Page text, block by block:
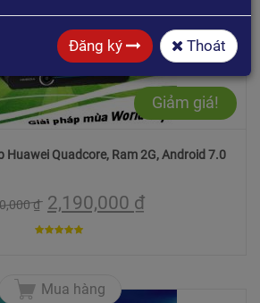
Giảm giá!
Huawei Quadcore, Ram 2G, Android 7.0
₫ 2,190,000 ₫
Mua hàng
Đăng ký Thoát